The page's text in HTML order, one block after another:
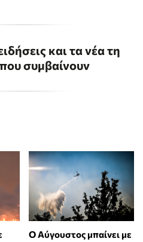
και τα νέα τη
συμβαίνουν
Ο Αύγουστος μπαίνει με